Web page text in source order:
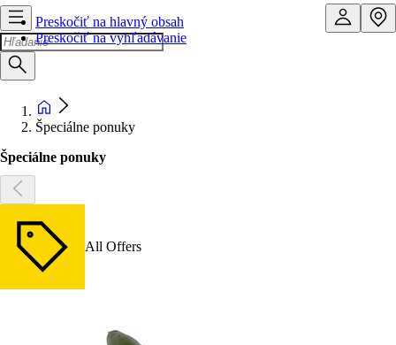
Preskočiť na hlavný obsah
Preskočiť na vyhľadávanie
Špeciálne ponuky
Špeciálne ponuky
All Offers